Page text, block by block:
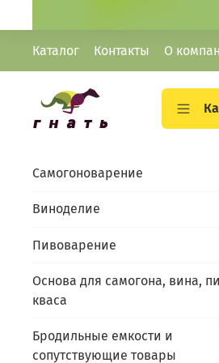
Каталог Контакты О
Самогоноварение
Виноделие
Пивоварение
Основа для самогона, вина,
кваса
Бродильные емкости и
сопутствующие товары